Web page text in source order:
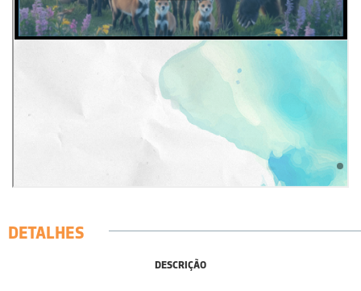
DETALHES
DESCRIÇÃO